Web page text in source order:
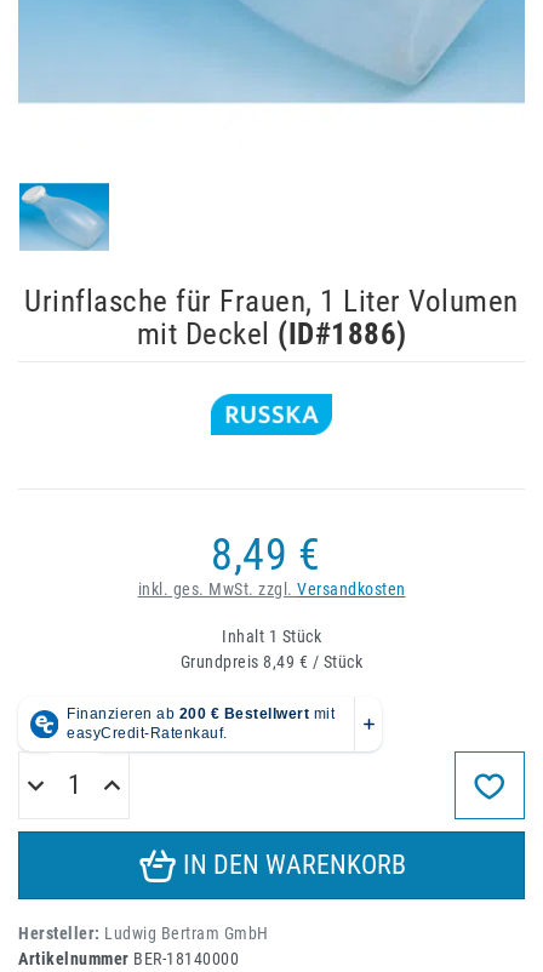
Urinflasche für Frauen, 1 Liter Volumen
mit Deckel (ID#1886)
8,49 €
inkl. ges. MwSt. zzgl. Versandkosten
Inhalt 1 Stück
Grundpreis8,49 € / Stück
IN DEN WARENKORB
Hersteller: Ludwig Bertram GmbH
Artikelnummer BER-18140000